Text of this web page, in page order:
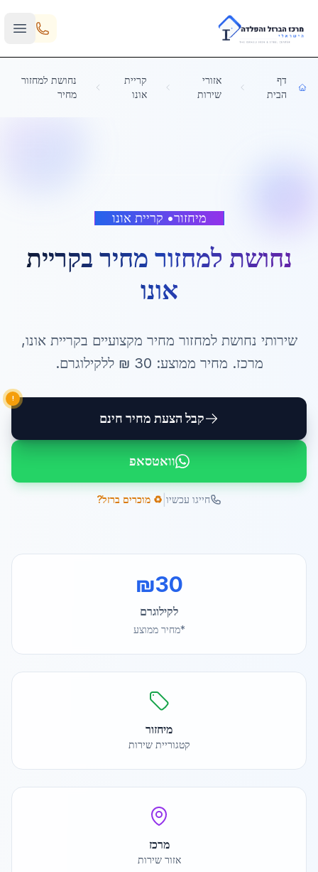
Skip to main content
דף
הבית
אזורי
שירות
קריית
אונו
נחושת למחזור
מחיר
מיחזור• קריית אונו
נחושת למחזור מחיר בקריית
אונו
שירותי נחושת למחזור מחיר מקצועיים בקריית אונו,
מרכז. מחיר ממוצע: 30 ₪ ללקילוגרם.
קבל הצעת מחיר חינם
!
וואטסאפ
חייגו עכשיו ♻️ מוכרים ברזל?
₪30
לקילוגרם
*מחיר ממוצע
מיחזור
קטגוריית שירות
מרכז
אזור שירות